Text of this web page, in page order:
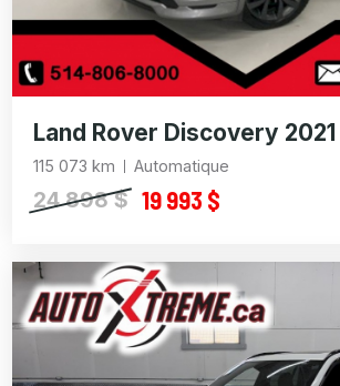
Land Rover Discovery 2021
115 073 km Automatique
24 898 $ 19 993 $